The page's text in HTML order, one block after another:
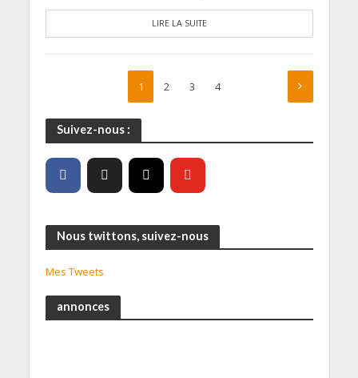
LIRE LA SUITE
1 2 3 4
Suivez-nous :
Nous twittons, suivez-nous
Mes Tweets
annonces